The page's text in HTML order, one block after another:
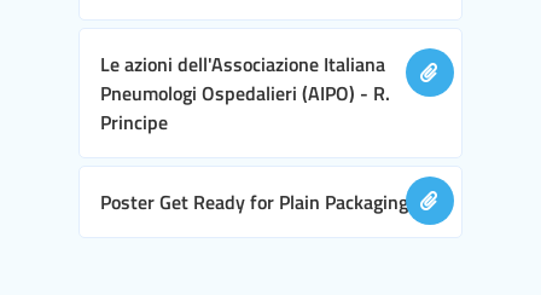
Le azioni dell'Associazione Italiana
Pneumologi Ospedalieri (AIPO) - R.
Principe
Poster Get Ready for Plain Packaging